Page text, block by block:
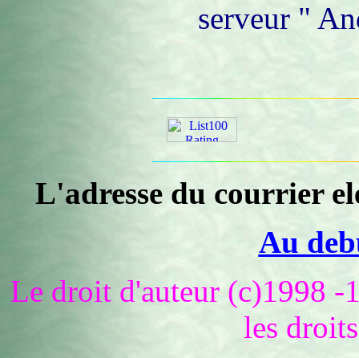
serveur "
L'adresse du courrier
Au
Le droit d'auteur (c)1998
les